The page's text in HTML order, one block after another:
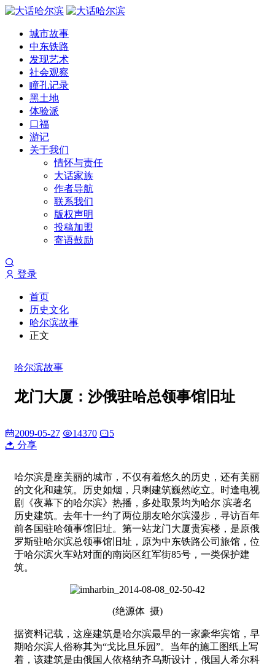
城市故事
中东铁路
发现艺术
社会观察
瞳孔记录
黑土地
体验派
口福
游记
关于我们
情怀与责任
大话家族
作者导航
联系我们
版权声明
投稿加盟
寄语鼓励
登录
首页
历史文化
哈尔滨故事
正文
哈尔滨故事
龙门大厦：沙俄驻哈总领事馆旧址
2009-05-27 14370
5
分享
哈尔滨是座美丽的城市，不仅有着悠久的历史，还有美丽
的文化和建筑。历史如烟，只剩建筑巍然屹立。时逢电视
剧《夜幕下的哈尔滨》热播，多处取景均为哈尔 滨著名
历史建筑。去年十一约了两位朋友哈尔滨漫步，寻访百年
前各国驻哈领事馆旧址。第一站龙门大厦贵宾楼，是原俄
罗斯驻哈尔滨总领事馆旧址，原为中东铁路公司旅馆，位
于哈尔滨火车站对面的南岗区红军街85号，一类保护建
筑。
(绝源体 摄)
据资料记载，这座建筑是哈尔滨最早的一家豪华宾馆，早
期哈尔滨人俗称其为“戈比旦乐园”。当年的施工图纸上写
着，该建筑是由俄国人依格纳齐乌斯设计，俄国人希尔科